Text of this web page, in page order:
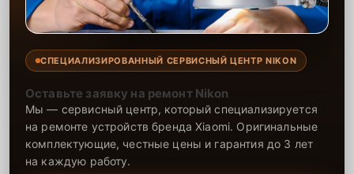
СПЕЦИАЛИЗИРОВАННЫЙ СЕРВИСНЫЙ ЦЕНТР NIKON
Оставьте заявку на ремонт Nikon
Мы — сервисный центр, который специализируется
на ремонте устройств бренда Xiaomi. Оригинальные
комплектующие, честные цены и гарантия до 3 лет
на каждую работу.